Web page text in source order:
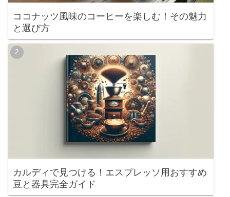
ココナッツ風味のコーヒーを楽しむ！その魅力
と選び方
カルディで見つける！エスプレッソ用おすすめ
豆と器具完全ガイド